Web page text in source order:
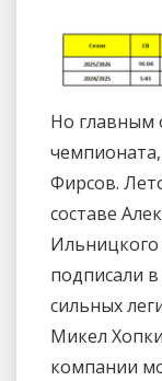
Но главным
чемпионата,
Фирсов.
составе
Ильницкого
подписали
сильных
Микел
компании